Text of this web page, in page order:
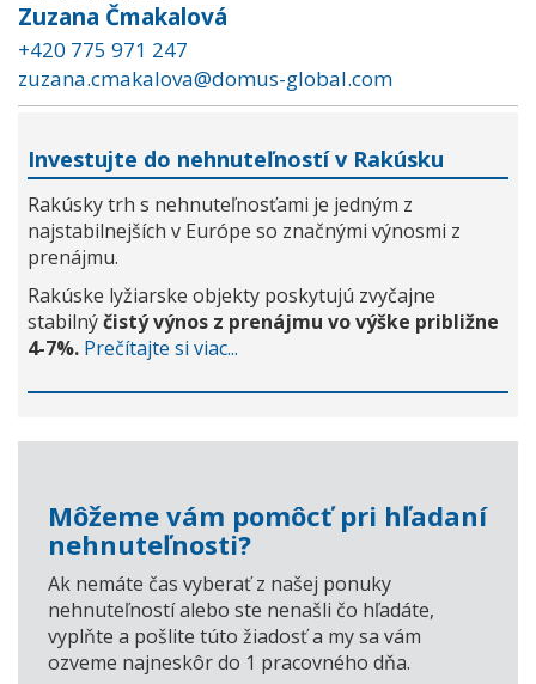
Zuzana Čmakalová
+420 775 971 247
zuzana.cmakalova@domus-global.com
Investujte do nehnuteľností v Rakúsku
Rakúsky trh s nehnuteľnosťami je jedným z
najstabilnejších v Európe so značnými výnosmi z
prenájmu.
Rakúske lyžiarske objekty poskytujú zvyčajne
stabilnýčistý výnos z prenájmu vo výške približne
4-7%. Prečítajte si viac...
Môžeme vám pomôcť pri hľadaní
nehnuteľnosti?
Ak nemáte čas vyberať z našej ponuky
nehnuteľností alebo ste nenašli čo hľadáte,
vyplňte a pošlite túto žiadosť a my sa vám
ozveme najneskôr do 1 pracovného dňa.